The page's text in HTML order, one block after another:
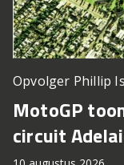
Opvolger Phillip
MotoGP
circuit